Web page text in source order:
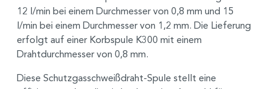
12 l/min bei einem Durchmesser von 0,8 mm und 15
l/min bei einem Durchmesser von 1,2 mm. Die Lieferung
erfolgt auf einer Korbspule K300 mit einem
Drahtdurchmesser von 0,8 mm.
Diese Schutzgasschweißdraht-Spule stellt eine